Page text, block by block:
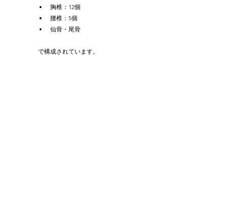
胸椎：12個
腰椎：5個
仙骨・尾骨
で構成されています。